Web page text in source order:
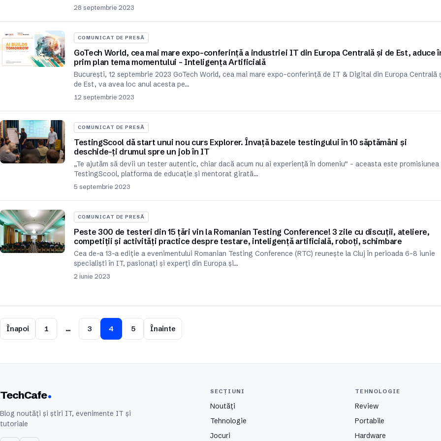
28 septembrie 2023
COMUNICAT DE PRESĂ
GoTech World, cea mai mare expo-conferință a industriei IT din Europa Centrală și de Est, aduce
prim plan tema momentului – Inteligența Artificială
București, 12 septembrie 2023 GoTech World, cea mai mare expo-conferință de IT & Digital din Europa Centrală
de Est, va avea loc anul acesta pe…
12 septembrie 2023
COMUNICAT DE PRESĂ
TestingScool dă start unui nou curs Explorer. Învață bazele testingului în 10 săptămâni și
deschide-ți drumul spre un job în IT
„Te ajutăm să devii un tester autentic, chiar dacă acum nu ai experiență în domeniu” – aceasta este promisiunea
TestingScool, platforma de educație și mentorat girată…
5 septembrie 2023
COMUNICAT DE PRESĂ
Peste 300 de testeri din 15 țări vin la Romanian Testing Conference! 3 zile cu discuții, ateliere,
competiții și activități practice despre testare, inteligență artificială, roboți, schimbare
Cea de-a 13-a ediție a evenimentului Romanian Testing Conference (RTC) reunește la Cluj în perioada 6-8 iunie
specialiști în IT, pasionați și experți din Europa și…
2 iunie 2023
Înapoi 1 … 3 4 5 Înainte
TechCafe
Blog noutăți și știri IT, evenimente IT și
tutoriale
SECȚIUNI
Noutăți
Tehnologie
Jocuri
TEHNOLOGIE
Review
Portabile
Hardware